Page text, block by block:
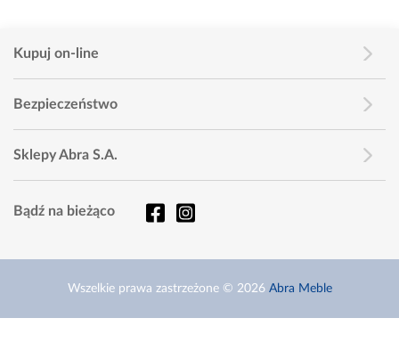
Kupuj on-line
Bezpieczeństwo
Sklepy Abra S.A.
Bądź na bieżąco
Wszelkie prawa zastrzeżone © 2026 Abra Meble